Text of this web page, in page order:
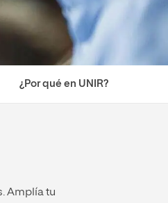
¿Por qué en UNIR?
Amplía tu